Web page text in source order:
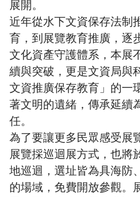
展開。
近年從水下文資保存法制
育，到展覽教育推廣，逐
文化資產守護體系，本展
續與突破，更是文資局與
文資推廣保存教育」的一
著文明的遺緒，傳承延續
任。
為了要讓更多民眾感受展
展覽採巡迴展方式，也將
地巡迴，選址皆為具海防
的場域，免費開放參觀。